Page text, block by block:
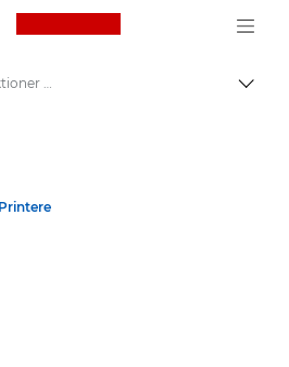
Canon Logo, back
Skift
Specifikationer og funktioner – PIXMA G4510